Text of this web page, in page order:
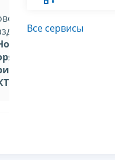
Все сервисы